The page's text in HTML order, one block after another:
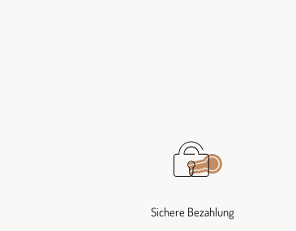
Sichere Bezahlung